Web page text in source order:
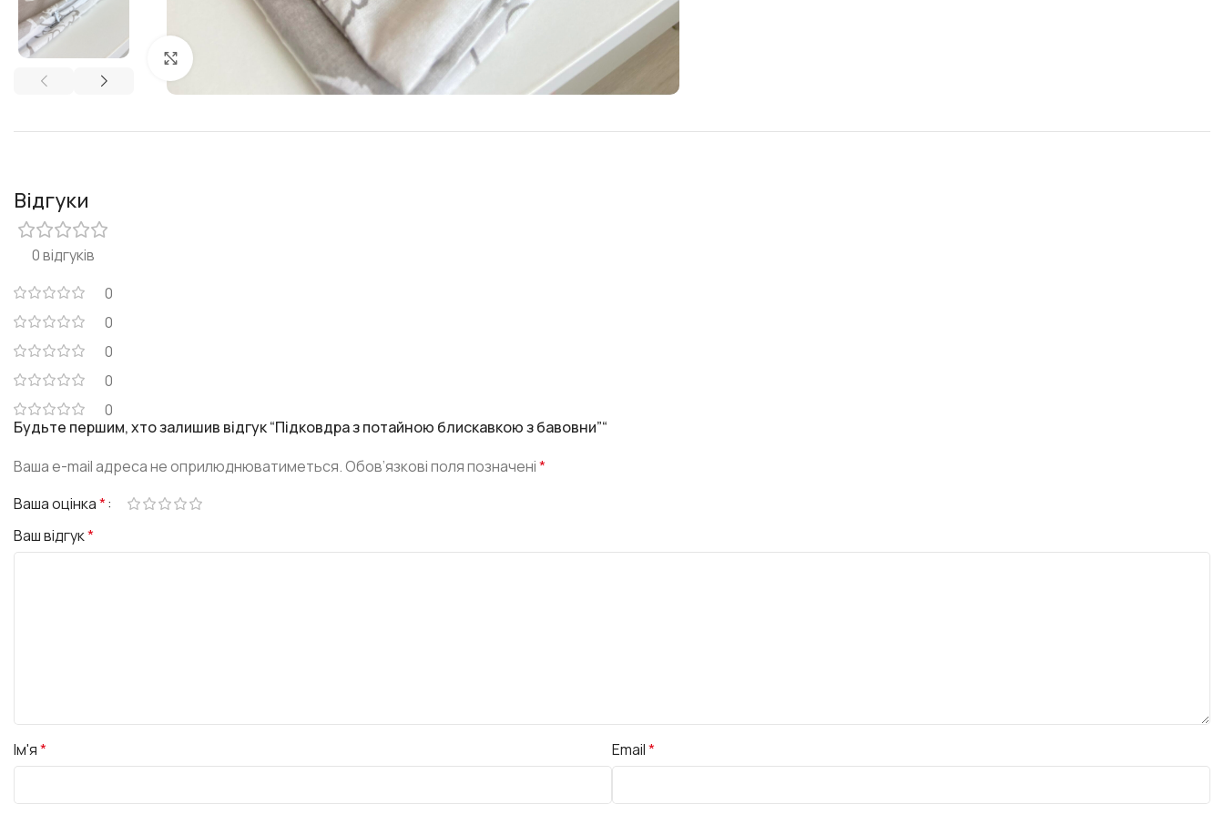
Клацніть, щоб збільшити
Відгуки
0 відгуків
0
0
0
0
0
Будьте першим, хто залишив відгук “Підковдра з потайною блискавкою з бавовни”“
Ваша e-mail адреса не оприлюднюватиметься.Обов’язкові поля позначені*
Ваша оцінка*
Ваш відгук*
Ім'я* Email*